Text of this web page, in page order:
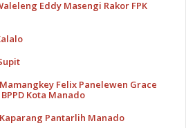
Eddy Masengi Rakor FPK
Felix Panelewen Grace
Kota Manado
Pantarlih Manado